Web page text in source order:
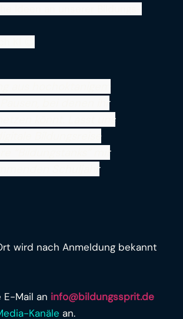
bei denen ihr
könnt. Lasst uns
Bildungsreise
“Bildungstanks” mit
Schuljahr
wird nach Anmeldung bekannt
Mail an info@bildungssprit.de
Kanäle an.